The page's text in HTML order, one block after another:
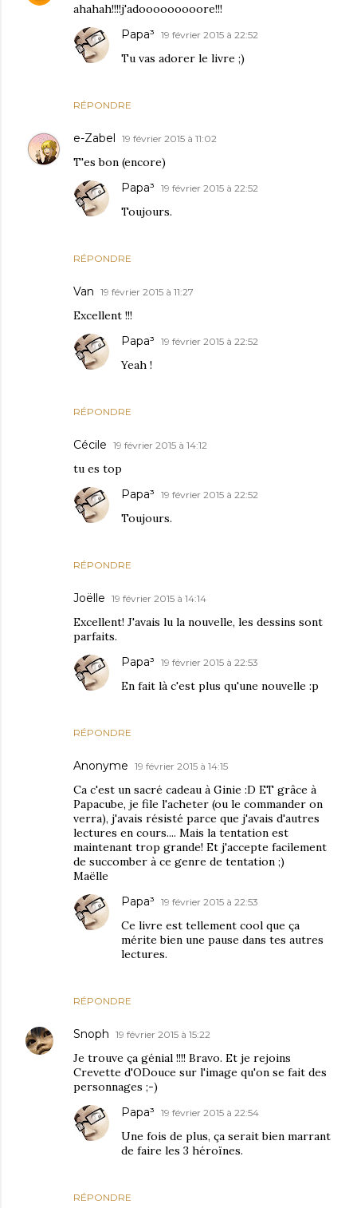
ahahah!!!!j'adooooooooore!!!
RÉPONDRE
Papa³ 19 février 2015 à 22:52
Tu vas adorer le livre ;)
e-Zabel 19 février 2015 à 11:02
T'es bon (encore)
RÉPONDRE
Papa³ 19 février 2015 à 22:52
Toujours.
Van 19 février 2015 à 11:27
Excellent !!!
RÉPONDRE
Papa³ 19 février 2015 à 22:52
Yeah !
Cécile 19 février 2015 à 14:12
tu es top
RÉPONDRE
Papa³ 19 février 2015 à 22:52
Toujours.
Joëlle 19 février 2015 à 14:14
Excellent! J'avais lu la nouvelle, les dessins sont
parfaits.
RÉPONDRE
Papa³ 19 février 2015 à 22:53
En fait là c'est plus qu'une nouvelle :p
Anonyme 19 février 2015 à 14:15
Ca c'est un sacré cadeau à Ginie :D ET grâce à
Papacube, je file l'acheter (ou le commander on
verra), j'avais résisté parce que j'avais d'autres
lectures en cours.... Mais la tentation est
maintenant trop grande! Et j'accepte facilement
de succomber à ce genre de tentation ;)
Maëlle
RÉPONDRE
Papa³ 19 février 2015 à 22:53
Ce livre est tellement cool que ça
mérite bien une pause dans tes autres
lectures.
Snoph 19 février 2015 à 15:22
Je trouve ça génial !!!! Bravo. Et je rejoins
Crevette d'ODouce sur l'image qu'on se fait des
personnages ;-)
RÉPONDRE
Papa³ 19 février 2015 à 22:54
Une fois de plus, ça serait bien marrant
de faire les 3 héroïnes.